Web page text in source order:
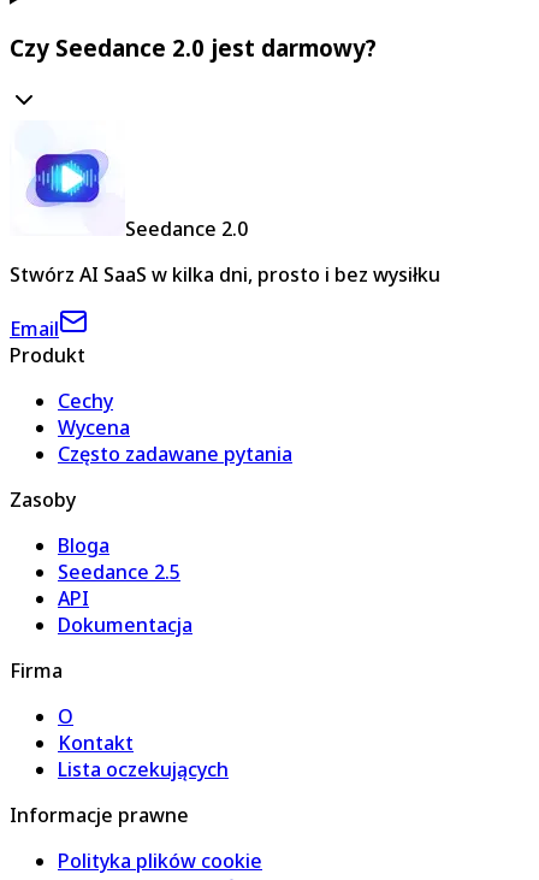
Czy Seedance 2.0 jest darmowy?
Seedance 2.0
Stwórz AI SaaS w kilka dni, prosto i bez wysiłku
Email
Produkt
Cechy
Wycena
Często zadawane pytania
Zasoby
Bloga
Seedance 2.5
API
Dokumentacja
Firma
O
Kontakt
Lista oczekujących
Informacje prawne
Polityka plików cookie